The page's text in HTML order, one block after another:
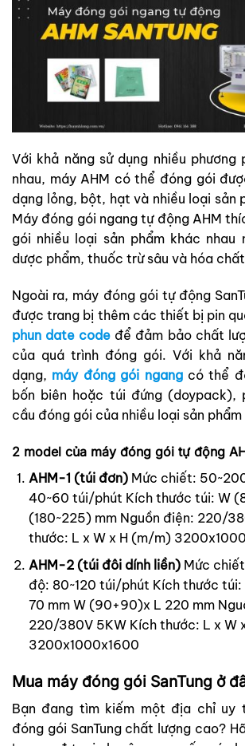
Với khả năng sử dụng nhiều phương
nhau, máy AHM có thể đóng gói
dạng lỏng, bột, hạt và nhiều loại sản
Máy đóng gói ngang tự động AHM
gói nhiều loại sản phẩm khác nhau
dược phẩm, thuốc trừ sâu và hóa
Ngoài ra, máy đóng gói tự động
được trang bị thêm các thiết bị pin
phun date code để đảm bảo chất
của quá trình đóng gói. Với khả
dạng, máy đóng gói ngangcó thể
bốn biên hoặc túi đứng (doypack),
cầu đóng gói của nhiều loại sản
2 model của máy đóng gói tự động
AHM-1 (túi đơn) Mức chiết:
40~60 túi/phút Kích thước túi: W
(180~225) mm Nguồn điện: 220/
thước: L x W x H (m/m)
AHM-2 (túi đôi dính liền) Mức
độ: 80~120 túi/phút Kích thước túi:
70 mm W (90+90)x L 220 mm
220/380V 5KW Kích thước: L x W
3200x1000x1600
Mua máy đóng gói SanTung ở
Bạn đang tìm kiếm một địa chỉ uy
đóng gói SanTung chất lượng cao?